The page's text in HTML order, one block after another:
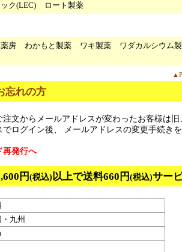
ック(LEC) ロート製薬
房 わかもと製薬 ワキ製薬
ワダカルシウム
忘れの方
文からメールアドレスが変わったお客様は旧
でログイン後、 メールアドレスの変更手続き
再発行へ
円(税込)以上で送料660円(税込)サー
九州